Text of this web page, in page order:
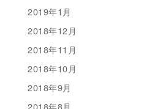
2019年1月
2018年12月
2018年11月
2018年10月
2018年9月
2018年8月